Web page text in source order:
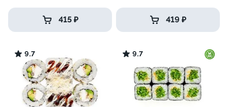
415 ₽ 419 ₽
9.7 9.7